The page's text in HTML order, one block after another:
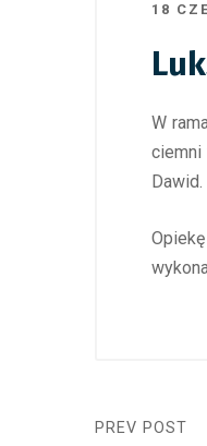
18
W
ciemni
Dawid.
PREV POST